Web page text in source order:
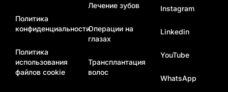
Политика
конфиденциальности
Политика
использования
файлов cookie
Лечение зубов
Операции на
глазах
Трансплантация
волос
Instagram
Linkedin
YouTube
WhatsApp